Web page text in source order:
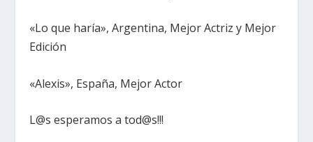
«Lo que haría», Argentina, Mejor Actriz y Mejor
Edición
«Alexis», España, Mejor Actor
L@s esperamos a tod@s!!!